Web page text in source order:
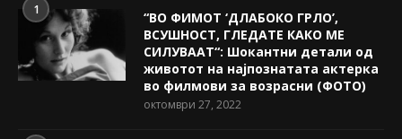
1
“ВО ФИМОТ ‘ДЛАБОКО ГРЛО’,
ВСУШНОСТ, ГЛЕДАТЕ КАКО МЕ
СИЛУВААТ“: Шокантни детали од
животот на најпознатата актерка
во филмови за возрасни (ФОТО)
октомври 27, 2022